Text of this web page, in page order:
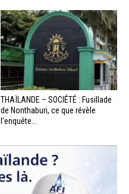
THAÏLANDE – SOCIÉTÉ : Fusillade
de Nonthaburi, ce que révèle
l’enquête...